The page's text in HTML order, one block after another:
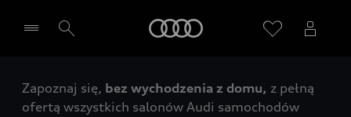
Wybierz Twojego Partnera Audi
Zapoznaj się, bez wychodzenia z domu, z pełną
ofertą wszystkich salonów Audi samochodów